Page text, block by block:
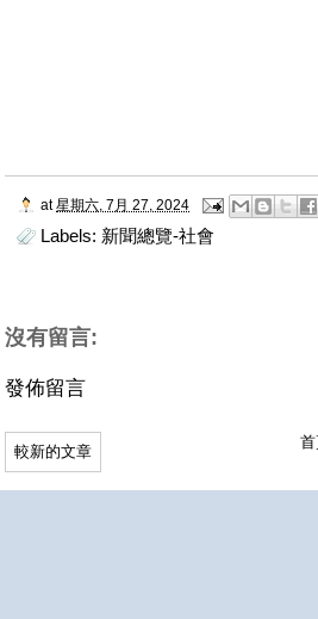
at 星期六, 7月 27, 2024
Labels: 新聞總覽-社會
沒有留言:
發佈留言
較新的文章